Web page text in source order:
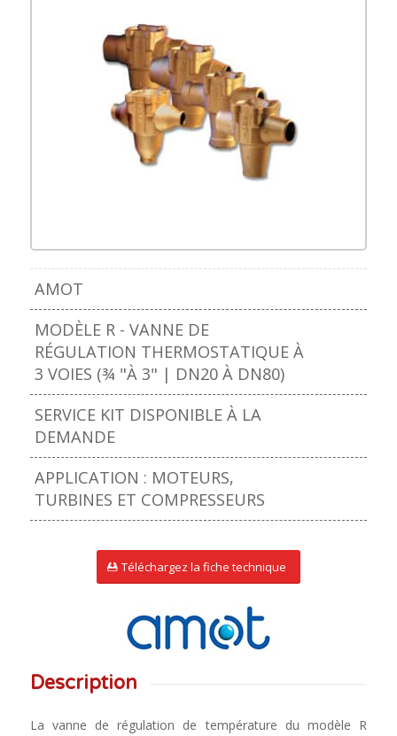
Cliquez sur l’image pour
l’agrandir
AMOT
MODÈLE R - VANNE DE
RÉGULATION THERMOSTATIQUE À
3 VOIES (¾ "À 3" | DN20 À DN80)
SERVICE KIT DISPONIBLE À LA
DEMANDE
APPLICATION : MOTEURS,
TURBINES ET COMPRESSEURS
Téléchargez la fiche technique
Description
La vanne de régulation de température du modèle R